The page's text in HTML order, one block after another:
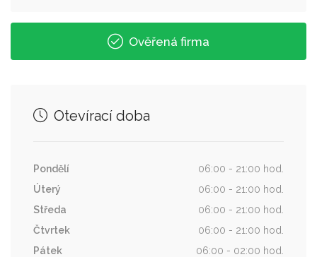
Ověřená firma
Otevírací doba
Pondělí
06:00 - 21:00 hod.
Úterý
06:00 - 21:00 hod.
Středa
06:00 - 21:00 hod.
Čtvrtek
06:00 - 21:00 hod.
Pátek
06:00 - 02:00 hod.